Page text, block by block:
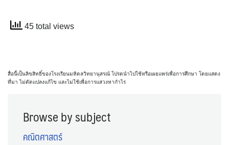
45 total views
สื่อนี้เป็นลิขสิทธิ์ของโรงเรียนมหิดลวิทยานุสรณ์ โปรดนำไปใช้หรือเผยแพร่เพื่อการศึกษา โดยแสดง
ที่มา ไม่ดัดแปลงแก้ไข และไม่ใช้เพื่อการแสวงหากำไร
Browse by subject
คณิตศาสตร์